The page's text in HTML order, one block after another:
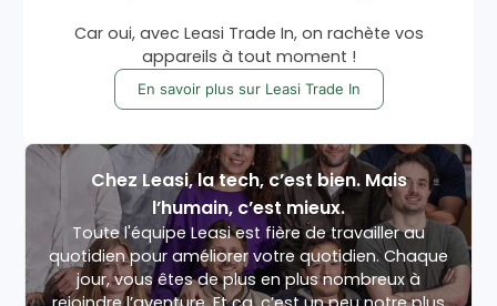
Car oui, avec Leasi Trade In, on rachète vos
appareils à tout moment !
En savoir plus sur Leasi Trade In
Chez Leasi, la tech, c’est bien. Mais
l’humain, c’est mieux.
Toute l'équipe Leasi est fière de travailler au
quotidien pour améliorer votre quotidien. Chaque
jour, vous êtes de plus en plus nombreux à